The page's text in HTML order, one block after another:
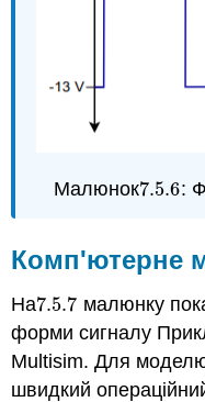
Малюнок7.5.6
7.5.6:
Комп'ютерне
На7.5.7
7.5.7 малюнку
форми сигналу
Multisim. Для
швидкий